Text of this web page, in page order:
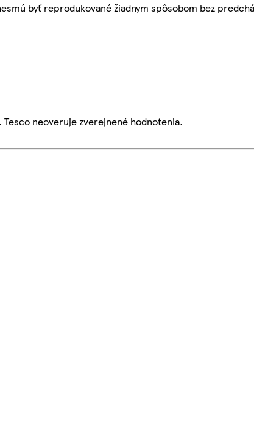
byť reprodukované žiadnym spôsobom bez
neoveruje zverejnené hodnotenia.